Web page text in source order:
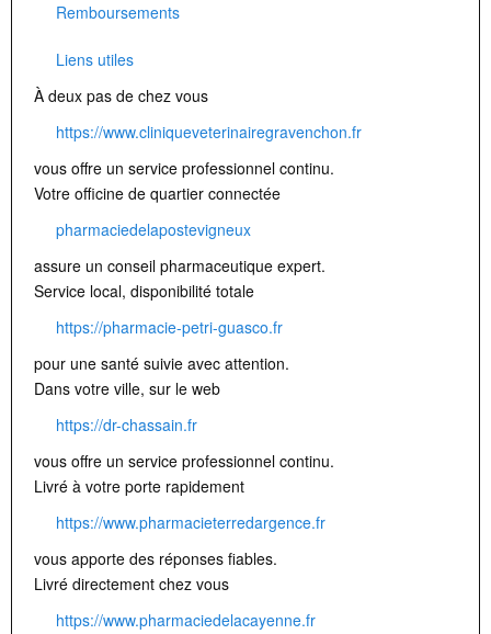
Remboursements
Liens utiles
À deux pas de chez vous
https://www.cliniqueveterinairegravenchon.fr
vous offre un service professionnel continu.
Votre officine de quartier connectée
pharmaciedelapostevigneux
assure un conseil pharmaceutique expert.
Service local, disponibilité totale
https://pharmacie-petri-guasco.fr
pour une santé suivie avec attention.
Dans votre ville, sur le web
https://dr-chassain.fr
vous offre un service professionnel continu.
Livré à votre porte rapidement
https://www.pharmacieterredargence.fr
vous apporte des réponses fiables.
Livré directement chez vous
https://www.pharmaciedelacayenne.fr